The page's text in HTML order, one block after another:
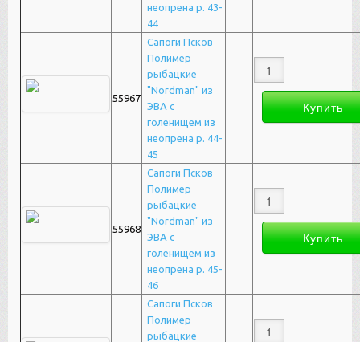
неопрена р. 43-
44
55967
Сапоги Псков
Полимер
рыбацкие
"Nordman" из
ЭВА с
голенищем из
неопрена р. 44-
45
55968
Сапоги Псков
Полимер
рыбацкие
"Nordman" из
ЭВА с
голенищем из
неопрена р. 45-
46
Сапоги Псков
Полимер
рыбацкие